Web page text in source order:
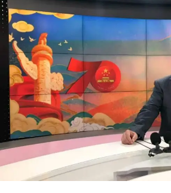
أكثر نجاعة واستدامة، بما يواكب
دور السكك الحديدية كرافعة للتنمية